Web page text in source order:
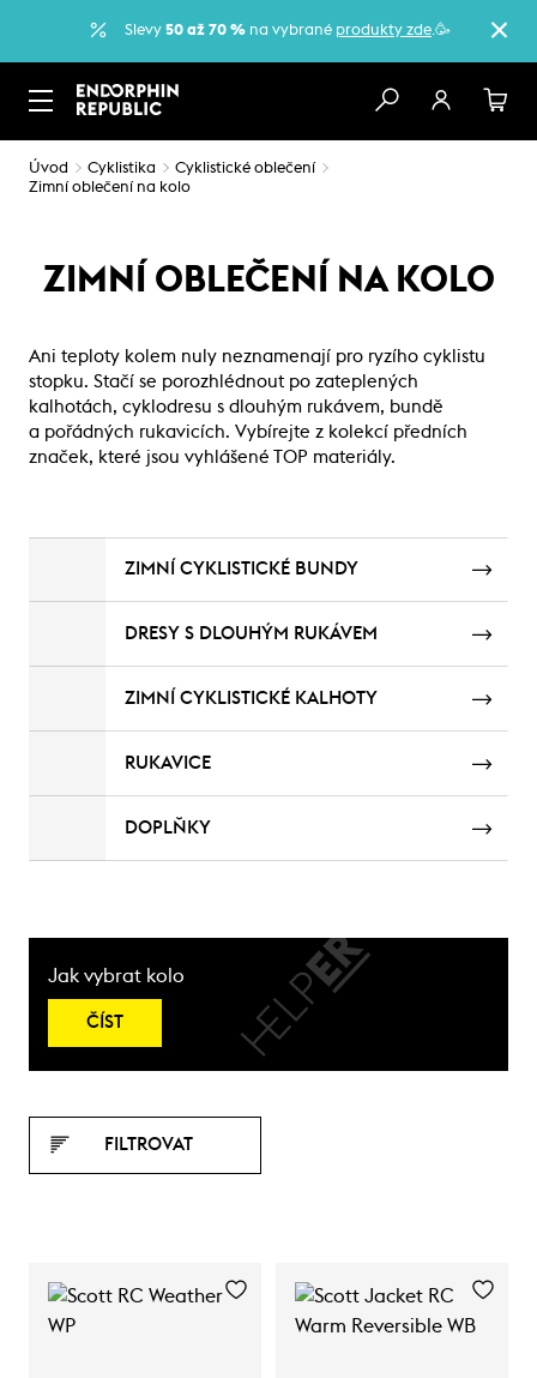
Slevy 50 až 70 % na vybrané produkty zde.🥳
Úvod Cyklistika
Cyklistické oblečení
Zimní oblečení na kolo
ZIMNÍ OBLEČENÍ NA KOLO
Ani teploty kolem nuly neznamenají pro ryzího cyklistu
stopku. Stačí se porozhlédnout po zateplených
kalhotách, cyklodresu s dlouhým rukávem, bundě
a pořádných rukavicích. Vybírejte z kolekcí předních
značek, které jsou vyhlášené TOP materiály.
ZIMNÍ CYKLISTICKÉ BUNDY
DRESY S DLOUHÝM RUKÁVEM
ZIMNÍ CYKLISTICKÉ KALHOTY
RUKAVICE
DOPLŇKY
Jak vybrat kolo
ČÍST
FILTROVAT